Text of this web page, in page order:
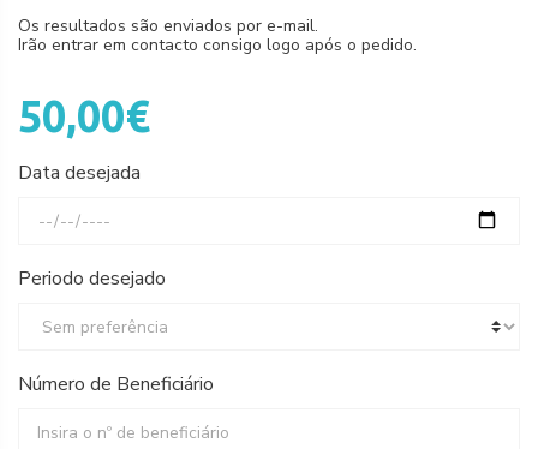
Os resultados são enviados por e-mail.
Irão entrar em contacto consigo logo após o pedido.
50,00€
Data desejada
Periodo desejado
Número de Beneficiário